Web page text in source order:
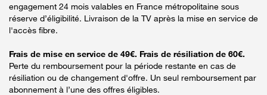
engagement 24 mois valables en France métropolitaine sous
réserve d’éligibilité. Livraison de la TV après la mise en service de
l'accès fibre.
Frais de mise en service de 49€. Frais de résiliation de 60€.
Perte du remboursement pour la période restante en cas de
résiliation ou de changement d'offre. Un seul remboursement par
abonnement à l’une des offres éligibles.